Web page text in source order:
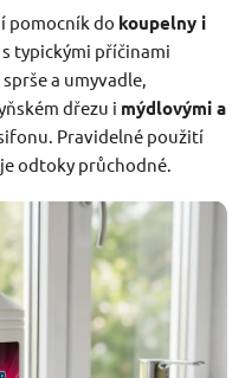
pomocník do koupelny i
typickými příčinami
sprše a umyvadle,
dřezu i mýdlovými a
Pravidelné použití
odtoky průchodné.